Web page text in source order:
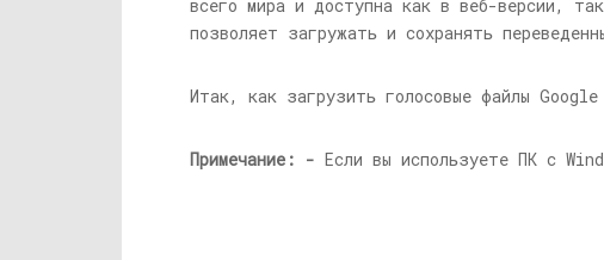
всего мира и доступна как в веб-версии,
позволяет загружать и сохранять
Итак, как загрузить голосовые файлы
Примечание: - Если вы используете ПК с